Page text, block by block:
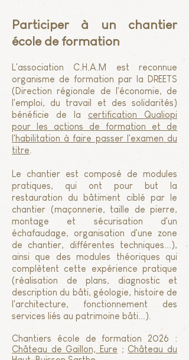
Participer à un chantier
école de formation
L'association C.H.A.M est reconnue
organisme de formation par la DREETS
(Direction régionale de l'économie, de
l'emploi, du travail et des solidarités)
bénéficie de la certification Qualiopi
pour les actions de formation et de
l'habilitation à faire passer l'examen du
titre
Le chantier est composé de modules
pratiques, qui ont pour but la
restauration du bâtiment ciblé par le
chantier (maçonnerie, taille de pierre,
montage et sécurisation d'un
échafaudage, organisation d'une zone
de chantier, différentes techniques...),
ainsi que des modules théoriques qui
complètent cette expérience pratique
(réalisation de plans, diagnostic et
description du bâti, géologie, histoire de
l'architecture, fonctionnement des
services liés au patrimoine bâti...).
Chantiers école de formation 2026 :
Château de Gaillon, Eure ; Château du